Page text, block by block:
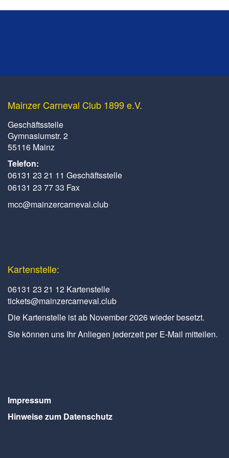
Mainzer Carneval Club 1899 e.V.
Geschäftsstelle
Gymnasiumstr. 2
55116 Mainz
Telefon:
06131 23 21 11 Geschäftsstelle
06131 23 77 33 Fax
mcc@mainzercarneval.club
Kartenstelle:
06131 23 21 12 Kartenstelle
tickets@mainzercarneval.club
Die Kartenstelle ist ab November 2026 wieder besetzt.
Sie können uns Ihr Anliegen jederzeit per E-Mail mitteilen.
Impressum
Hinweise zum Datenschutz